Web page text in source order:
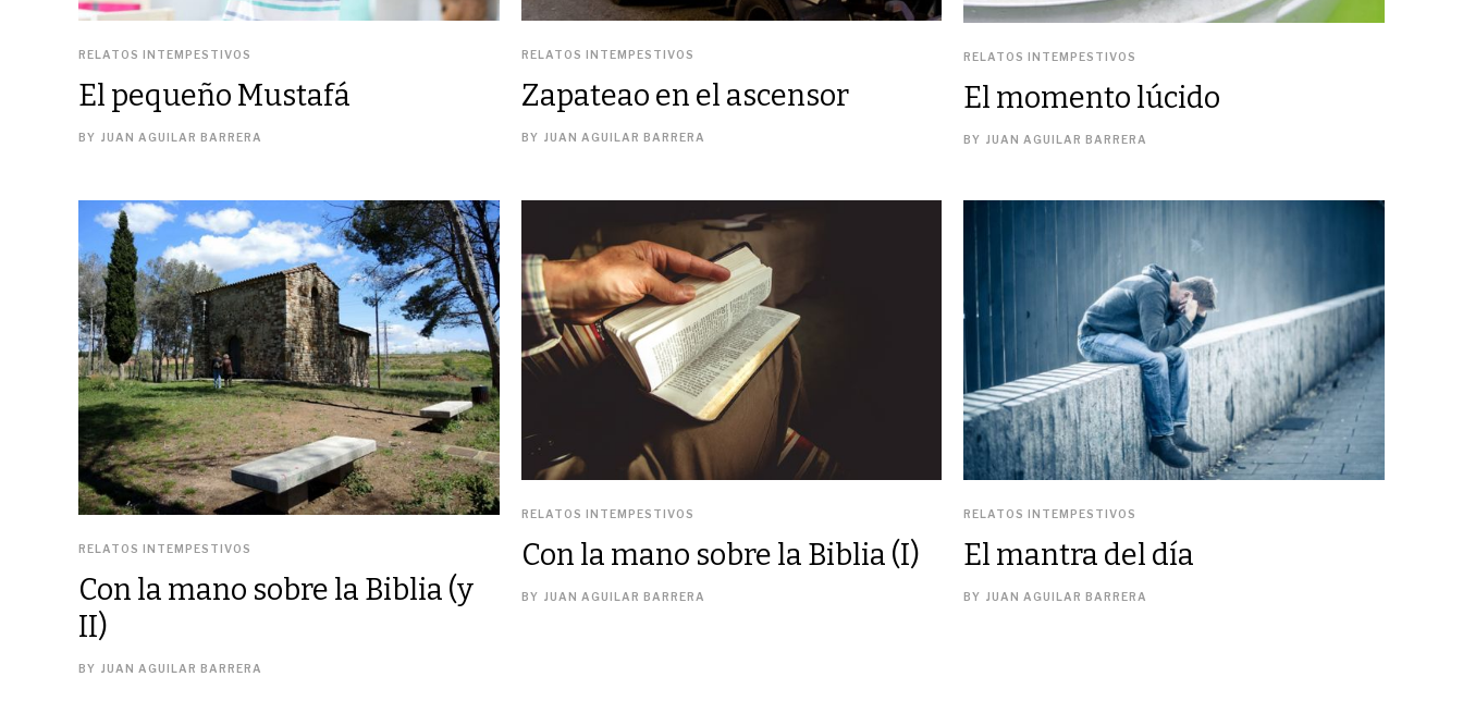
RELATOS INTEMPESTIVOS
El pequeño Mustafá
BY JUAN AGUILAR BARRERA
RELATOS INTEMPESTIVOS
Zapateao en el ascensor
BY JUAN AGUILAR BARRERA
RELATOS INTEMPESTIVOS
El momento lúcido
BY JUAN AGUILAR BARRERA
RELATOS INTEMPESTIVOS
Con la mano sobre la Biblia (y
II)
BY JUAN AGUILAR BARRERA
RELATOS INTEMPESTIVOS
Con la mano sobre la Biblia (I)
BY JUAN AGUILAR BARRERA
RELATOS INTEMPESTIVOS
El mantra del día
BY JUAN AGUILAR BARRERA